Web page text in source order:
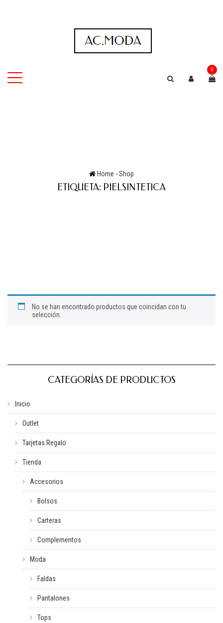
0
Home -Shop
ETIQUETA: PIELSINTETICA
No se han encontrado productos que coincidan con tu
selección.
CATEGORÍAS DE PRODUCTOS
Inicio
Outlet
Tarjetas Regalo
Tienda
Accesorios
Bolsos
Carteras
Complementos
Moda
Faldas
Pantalones
Tops